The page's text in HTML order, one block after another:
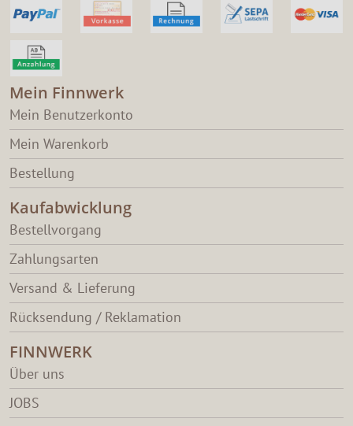
Mein Finnwerk
Mein Benutzerkonto
Mein Warenkorb
Bestellung
Kaufabwicklung
Bestellvorgang
Zahlungsarten
Versand & Lieferung
Rücksendung / Reklamation
FINNWERK
Über uns
JOBS